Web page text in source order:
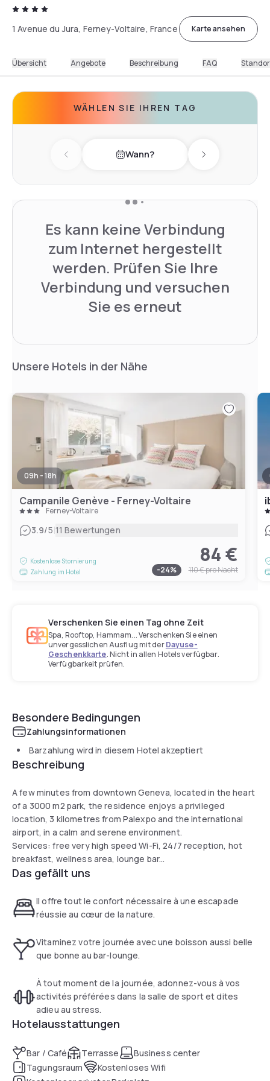
1 Avenue du Jura, Ferney-Voltaire, France Karte ansehen
Übersicht Angebote Beschreibung FAQ
WÄHLEN SIE IHREN TAG
Previous day Wann? Next day
Es kann keine Verbindung
zum Internet hergestellt
werden. Prüfen Sie Ihre
Verbindung und versuchen
Sie es erneut
Unsere Hotels in der Nähe
09h - 18h
Campanile Genève - Ferney-Voltaire
Ferney-Voltaire
3.9/5|11 Bewertungen
Kostenlose Stornierung
Zahlung im Hotel
84 €
-24% 110 €pro Nacht
Verschenken Sie einen Tag ohne Zeit
Spa, Rooftop, Hammam... Verschenken Sie einen
unvergesslichen Ausflug mit derDayuse-
Geschenkkarte. Nicht in allen Hotels verfügbar.
Verfügbarkeit prüfen.
Besondere Bedingungen
Zahlungsinformationen
Barzahlung wird in diesem Hotel akzeptiert
Beschreibung
A few minutes from downtown Geneva, located in the heart
of a 3000 m2 park, the residence enjoys a privileged
location, 3 kilometres from Palexpo and the international
airport, in a calm and serene environment.
Services: free very high speed Wi-Fi, 24/7 reception, hot
breakfast, wellness area, lounge bar...
Das gefällt uns
Il offre tout le confort nécessaire à une escapade
réussie au cœur de la nature.
Vitaminez votre journée avec une boisson aussi belle
que bonne au bar-lounge.
À tout moment de la journée, adonnez-vous à vos
activités préférées dans la salle de sport et dites
adieu au stress.
Hotelausstattungen
Bar / Café Terrasse
Business center
Tagungsraum
Kostenloses Wifi